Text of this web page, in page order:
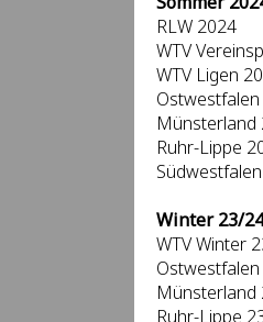
RLW 2024
WTV
WTV Ligen
Münsterland
Ruhr-Lippe
Winter 23/24
WTV Winter
Münsterland
Ruhr-Lippe